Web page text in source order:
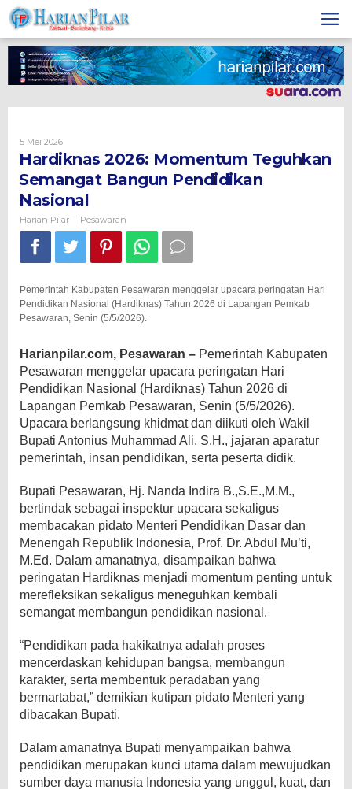
Skip
to
content
5 Mei 2026Oleh
Harian
Pilar
Hardiknas 2026: Momentum Teguhkan
Semangat Bangun Pendidikan
Nasional
Harian Pilar - Pesawaran
Pemerintah Kabupaten Pesawaran menggelar upacara peringatan Hari
Pendidikan Nasional (Hardiknas) Tahun 2026 di Lapangan Pemkab
Pesawaran, Senin (5/5/2026).
Harianpilar.com, Pesawaran – Pemerintah Kabupaten
Pesawaran menggelar upacara peringatan Hari
Pendidikan Nasional (Hardiknas) Tahun 2026 di
Lapangan Pemkab Pesawaran, Senin (5/5/2026).
Upacara berlangsung khidmat dan diikuti oleh Wakil
Bupati Antonius Muhammad Ali, S.H., jajaran aparatur
pemerintah, insan pendidikan, serta peserta didik.
Bupati Pesawaran, Hj. Nanda Indira B.,S.E.,M.M.,
bertindak sebagai inspektur upacara sekaligus
membacakan pidato Menteri Pendidikan Dasar dan
Menengah Republik Indonesia, Prof. Dr. Abdul Mu’ti,
M.Ed. Dalam amanatnya, disampaikan bahwa
peringatan Hardiknas menjadi momentum penting untuk
merefleksikan sekaligus meneguhkan kembali
semangat membangun pendidikan nasional.
“Pendidikan pada hakikatnya adalah proses
mencerdaskan kehidupan bangsa, membangun
karakter, serta membentuk peradaban yang
bermartabat,” demikian kutipan pidato Menteri yang
dibacakan Bupati.
Dalam amanatnya Bupati menyampaikan bahwa
pendidikan merupakan kunci utama dalam mewujudkan
sumber daya manusia Indonesia yang unggul, kuat, dan